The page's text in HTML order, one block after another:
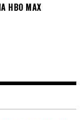
HBO MAX